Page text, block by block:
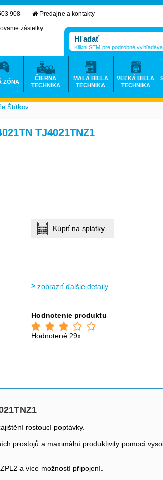
Štítkov
TJ4021TNZ1
Kúpiť na splátky.
zobraziť ďalšie detaily
Hodnotenie produktu
Hodnotené 29x
rostoucí poptávky.
prostojů a maximální produktivity pomocí
a více možností připojení.
908
Predajne a kontakty
zásielky
Klikni SEM pre podrobné
ZÓNA
ČIERNA
TECHNIKA
MALÁ BIELA
TECHNIKA
VEĽKÁ BIELA
TECHNIKA